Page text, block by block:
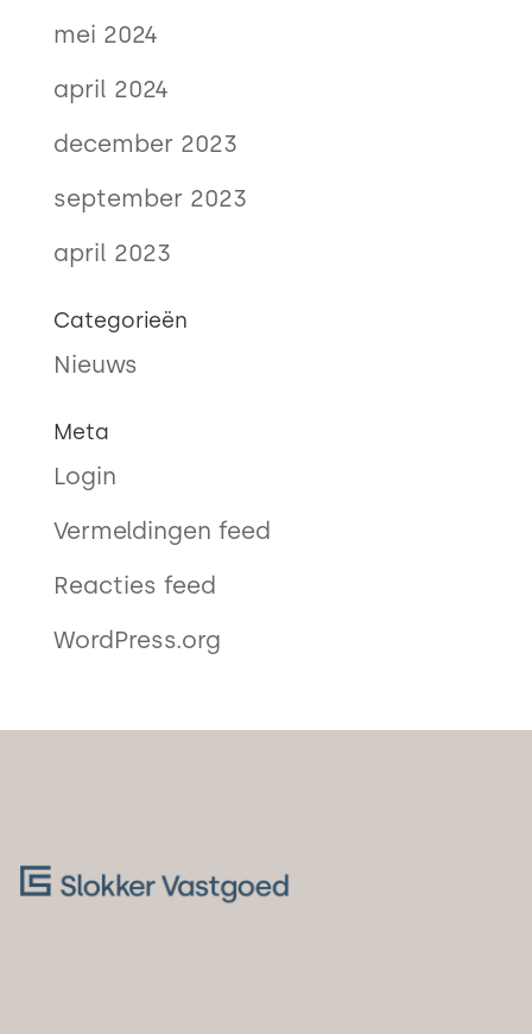
mei 2024
april 2024
december 2023
september 2023
april 2023
Categorieën
Nieuws
Meta
Login
Vermeldingen feed
Reacties feed
WordPress.org